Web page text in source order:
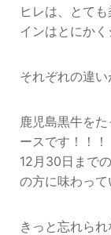
ヒレは、とて
インはとにかく
それぞれの違い
鹿児島黒牛を
ースです！！！
12月30日まで
の方に味わって
きっと忘れられ